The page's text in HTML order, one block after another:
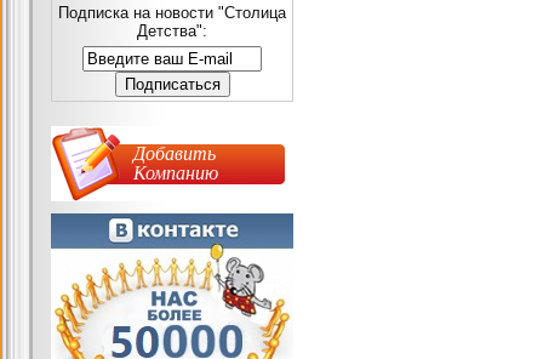
Подписка на новости "Столица
Детства":
Добавить
Компанию